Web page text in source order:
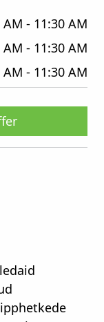
AM - 11:30 AM
AM - 11:30 AM
AM - 11:30 AM